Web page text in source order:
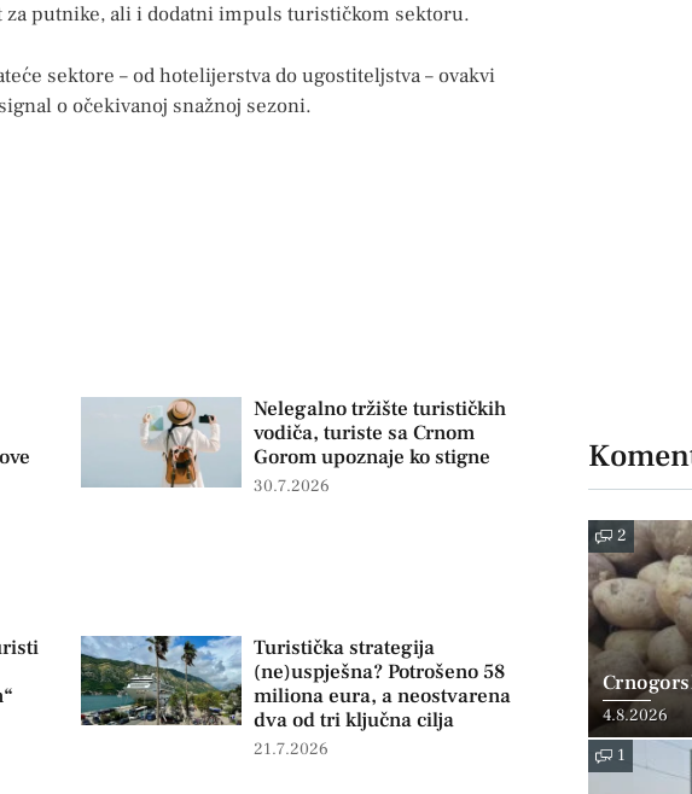
za putnike, ali i dodatni impuls turističkom sektoru.
sektore – od hotelijerstva do ugostiteljstva – ovakvi
o očekivanoj snažnoj sezoni.
Nelegalno tržište turističkih
vodiča, turiste sa Crnom
Gorom upoznaje ko stigne
30.7.2026
Turistička strategija
(ne)uspješna? Potrošeno 58
miliona eura, a neostvarena
dva od tri ključna cilja
21.7.2026
2
4.8.2026
1